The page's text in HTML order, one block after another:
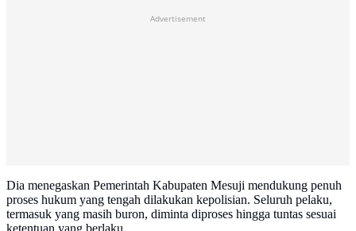
Advertisement
Dia menegaskan Pemerintah Kabupaten Mesuji mendukung penuh
proses hukum yang tengah dilakukan kepolisian. Seluruh pelaku,
termasuk yang masih buron, diminta diproses hingga tuntas sesuai